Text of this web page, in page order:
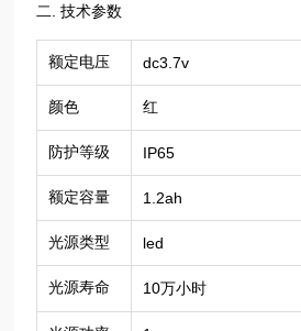
二 .技术参数
额定电压 dc3.7v
颜色 红
防护等级 IP65
额定容量 1.2ah
光源类型 led
光源寿命 10万小时